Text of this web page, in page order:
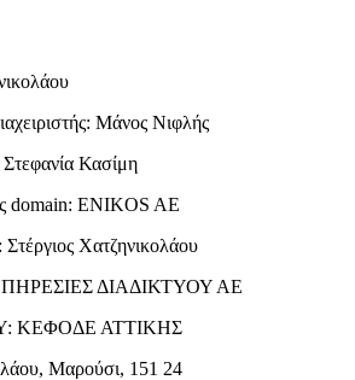
Μάνος Νιφλής
Στεφανία Κασίμη
domain: ENIKOS AE
Στέργιος Χατζηνικολάου
ΔΙΑΔΙΚΤΥΟΥ ΑΕ
ΚΕΦΟΔΕ ΑΤΤΙΚΗΣ
Μαρούσι, 151 24